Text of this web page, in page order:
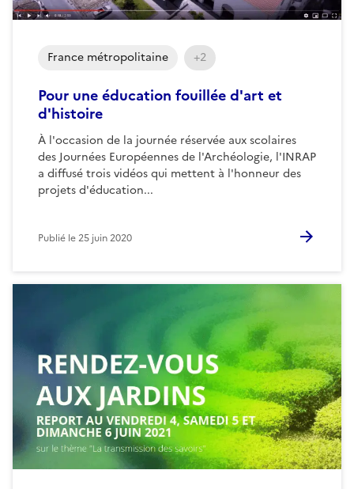
Pour une éducation fouillée d'art et
d'histoire
À l'occasion de la journée réservée aux scolaires
des Journées Européennes de l'Archéologie, l'INRAP
a diffusé trois vidéos qui mettent à l'honneur des
projets d'éducation...
France métropolitaine +2
Publié le25 juin 2020